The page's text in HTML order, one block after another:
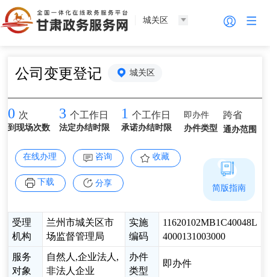
城关区
公司变更登记 城关区
0 次
到现场次数
3 个工作日
法定办结时限
1 个工作日
承诺办结时限
即办件
办件类型
跨省
通办范围
在线办理 咨询 收藏
下载 分享
受理
机构
兰州市城关区市
场监督管理局
实施
编码
11620102MB1C40048L
4000131003000
服务
对象
自然人,企业法人,
非法人企业
办件
类型
即办件
简版指南